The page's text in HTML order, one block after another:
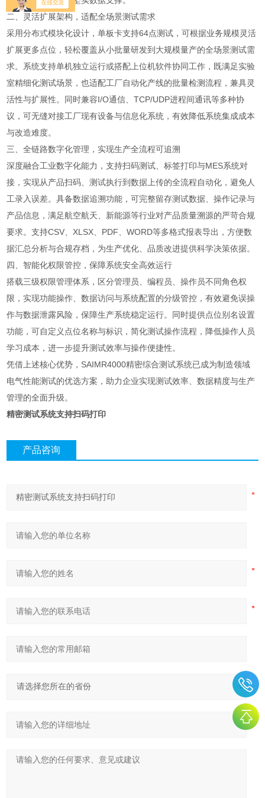
二、灵活扩展架构，适配全场景测试需求
采用分布式模块化设计，单板卡支持64点测试，可根据业务规模灵活
扩展更多点位，轻松覆盖从小批量研发到大规模量产的全场景测试需
求。系统支持单机独立运行或搭配上位机软件协同工作，既满足实验
室精细化测试场景，也适配工厂自动化产线的批量检测流程，兼具灵
活性与扩展性。同时兼容I/O通信、TCP/UDP进程间通讯等多种协
议，可无缝对接工厂现有设备与信息化系统，有效降低系统集成成本
与改造难度。
三、全链路数字化管理，实现生产全流程可追溯
深度融合工业数字化能力，支持扫码测试、标签打印与MES系统对
接，实现从产品扫码、测试执行到数据上传的全流程自动化，避免人
工录入误差。具备数据追溯功能，可完整留存测试数据、操作记录与
产品信息，满足航空航天、新能源等行业对产品质量溯源的严苛合规
要求。支持CSV、XLSX、PDF、WORD等多格式报表导出，方便数
据汇总分析与合规存档，为生产优化、品质改进提供科学决策依据。
四、智能化权限管控，保障系统安全高效运行
搭载三级权限管理体系，区分管理员、编程员、操作员不同角色权
限，实现功能操作、数据访问与系统配置的分级管控，有效避免误操
作与数据泄露风险，保障生产系统稳定运行。同时提供点位别名设置
功能，可自定义点位名称与标识，简化测试操作流程，降低操作人员
学习成本，进一步提升测试效率与操作便捷性。
凭借上述核心优势，SAIMR4000精密综合测试系统已成为制造领域
电气性能测试的优选方案，助力企业实现测试效率、数据精度与生产
管理的全面升级。
精密测试系统支持扫码打印
产品咨询